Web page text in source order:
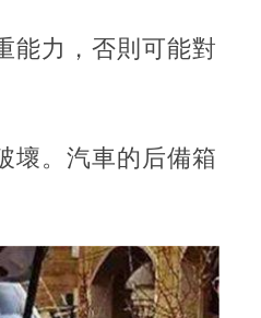
能力，否則可能對
壞。汽車的后備箱